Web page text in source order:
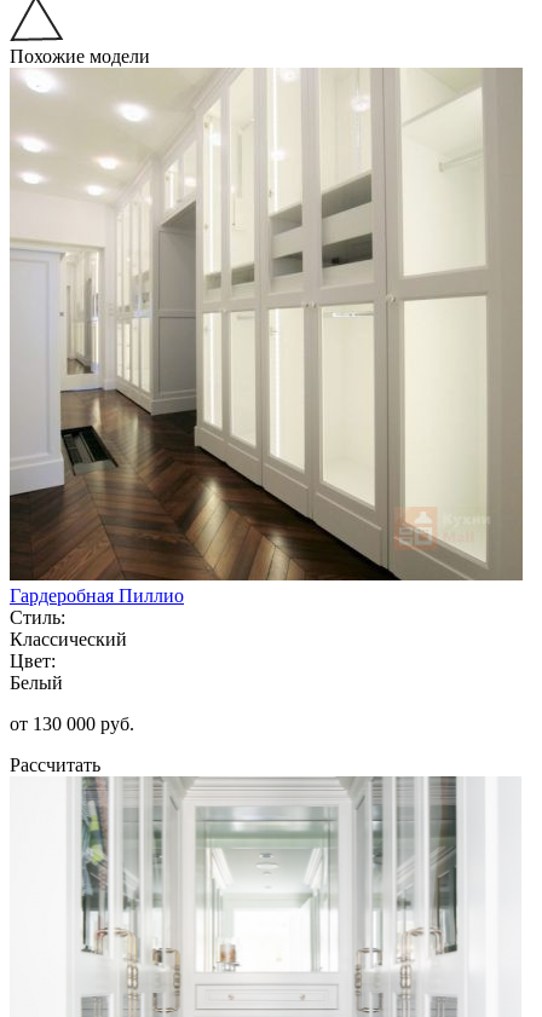
Похожие модели
Гардеробная Пиллио
Стиль:
Классический
Цвет:
Белый
от 130 000 руб.
Рассчитать